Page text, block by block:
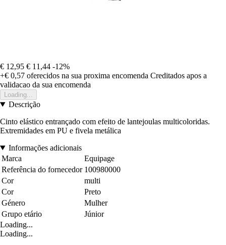
€ 12,95 € 11,44 -12%
+€ 0,57 oferecidos na sua proxima encomenda Creditados apos a
validacao da sua encomenda
Loading...
Descrição
Cinto elástico entrançado com efeito de lantejoulas multicoloridas.
Extremidades em PU e fivela metálica
Informações adicionais
Marca
Equipage
Referência do fornecedor 100980000
Cor
multi
Cor
Preto
Género
Mulher
Grupo etário
Júnior
Loading...
Loading...